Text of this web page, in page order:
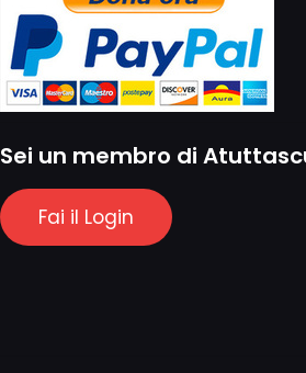
Sei un membro di
Fai il Login